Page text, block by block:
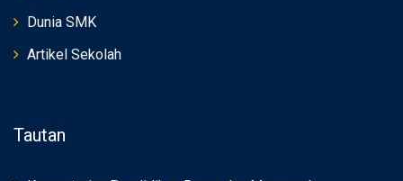
Dunia SMK
Artikel Sekolah
Tautan